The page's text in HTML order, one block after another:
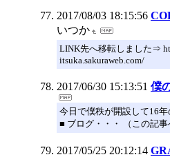
2017/08/03 18:15:56
いつか
LINK先へ移転しました⇒
itsuka.sakuraweb.com/
2017/06/30 15:13:51 僕
今日で僕秩が開設して16
■ ブログ・・・ （この記事
2017/05/25 20:12:14